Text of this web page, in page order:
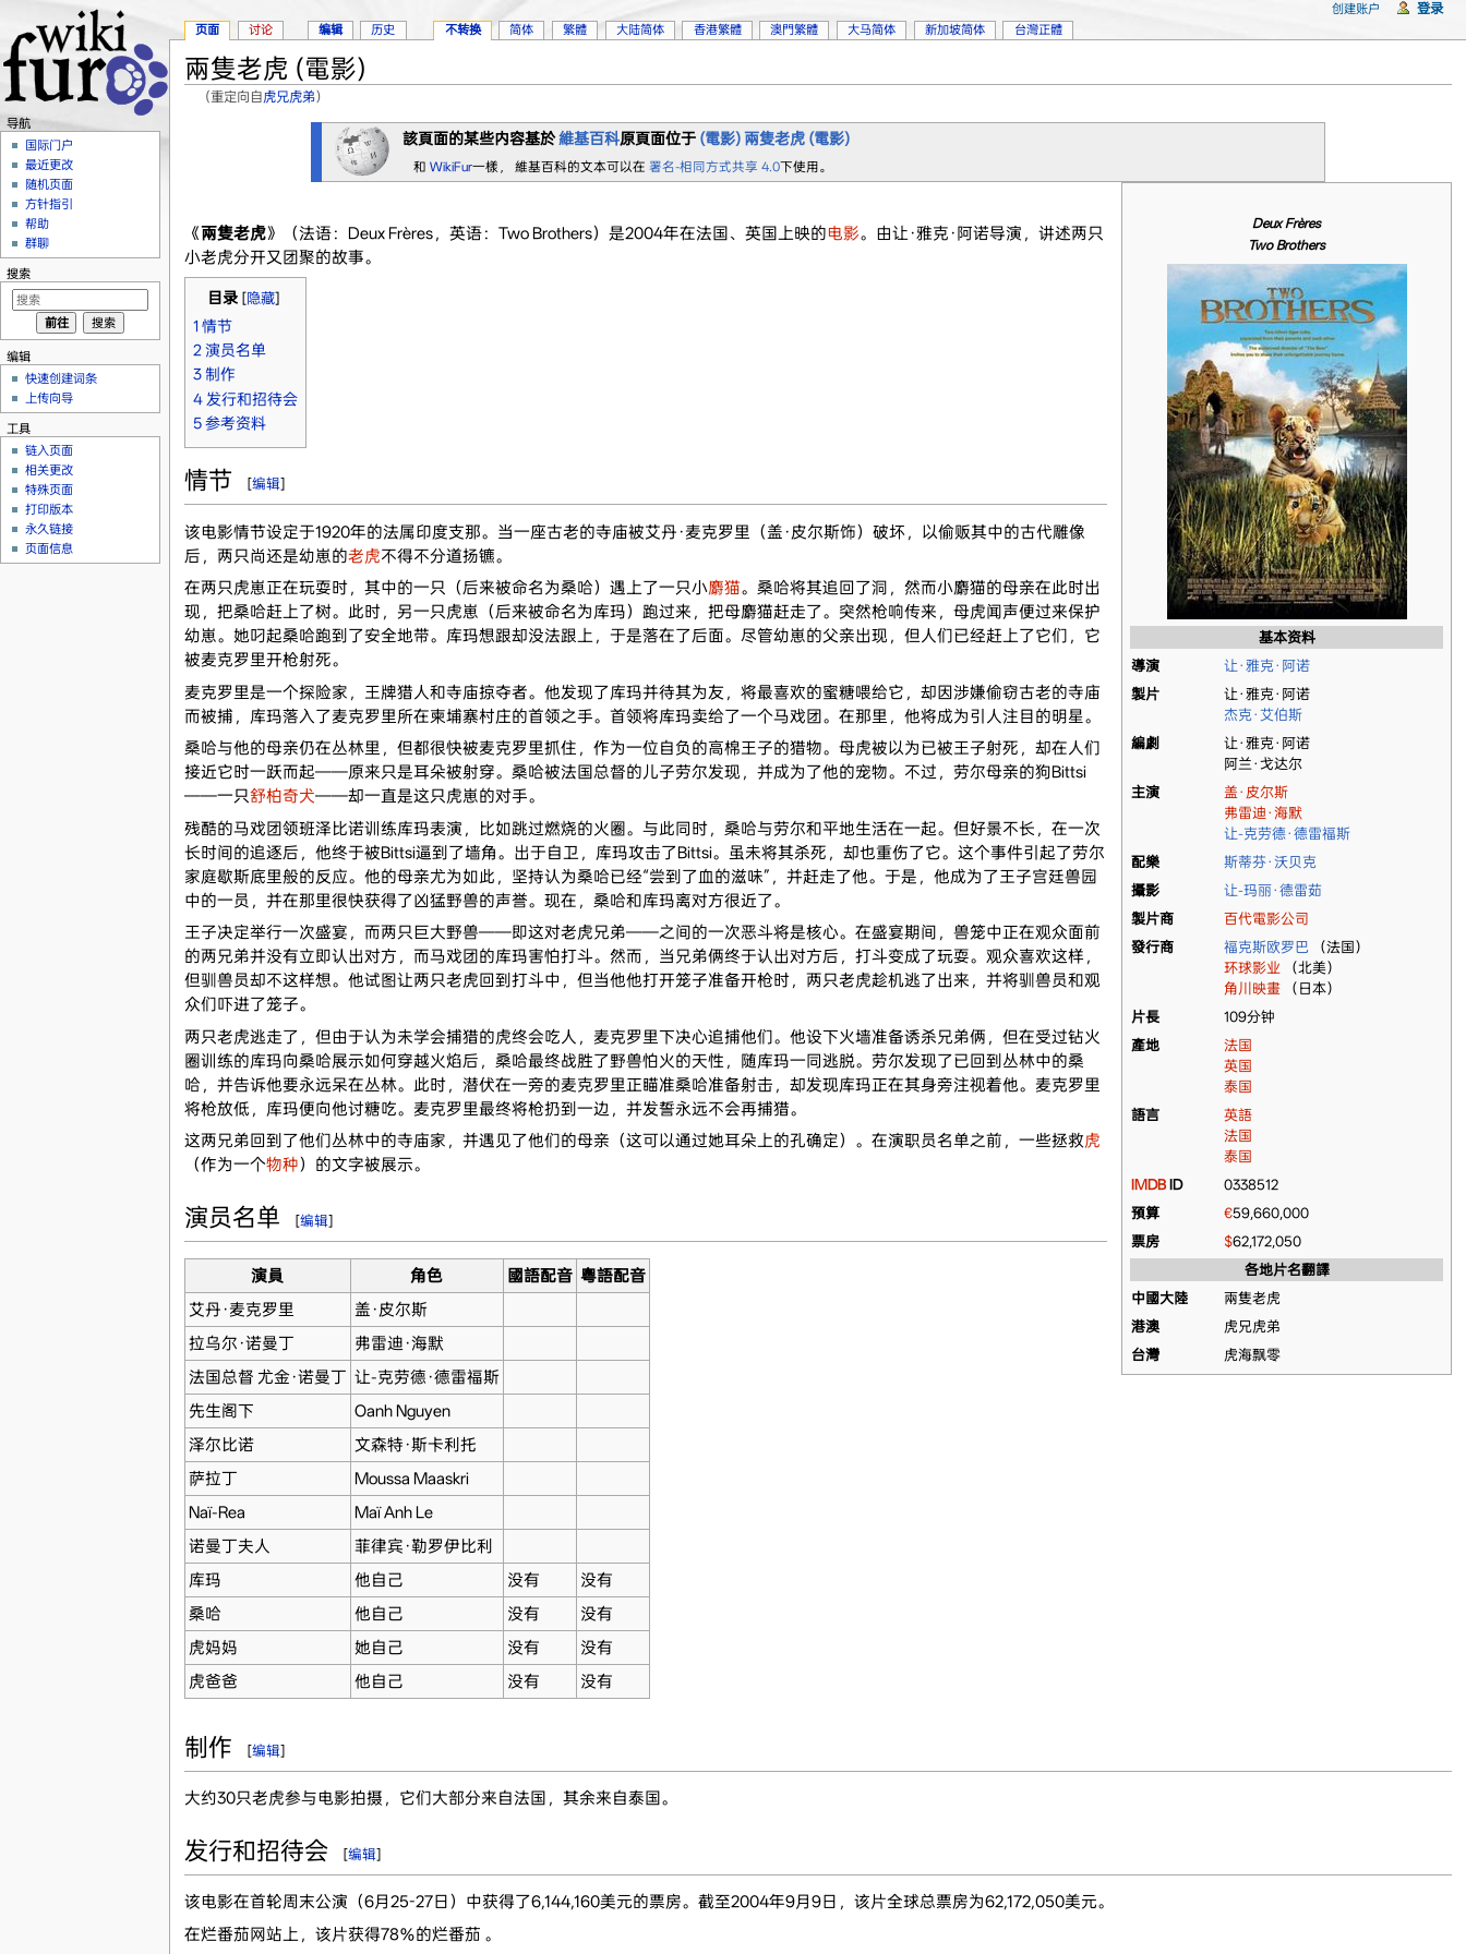
兩隻老虎 (電影)
（重定向自虎兄虎弟）
該頁面的某些内容基於維基百科原頁面位于 (電影)兩隻老虎 (電影)
和 WikiFur一樣， 維基百科的文本可以在 署名-相同方式共享 4.0下使用。
Deux Frères
Two Brothers
基本资料
導演
让·雅克·阿诺
製片
让·雅克·阿诺
杰克·艾伯斯
編劇
让·雅克·阿诺
阿兰·戈达尔
主演
盖·皮尔斯
弗雷迪·海默
让-克劳德·德雷福斯
配樂
斯蒂芬·沃贝克
攝影
让-玛丽·德雷茹
製片商
百代電影公司
發行商
福克斯欧罗巴 （法国）
环球影业 （北美）
角川映畫 （日本）
片長
109分钟
產地
法国
英国
泰国
語言
英語
法国
泰国
IMDBID
0338512
預算
€59,660,000
票房
$62,172,050
各地片名翻譯
中國大陸
兩隻老虎
港澳
虎兄虎弟
台灣
虎海飘零
《兩隻老虎》（法语：Deux Frères，英语：Two Brothers）是2004年在法国、英国上映的电影。由让·雅克·阿诺导演，讲述两只
小老虎分开又团聚的故事。
目录[隐藏]
1 情节
2 演员名单
3 制作
4 发行和招待会
5 参考资料
情节 [编辑]
该电影情节设定于1920年的法属印度支那。当一座古老的寺庙被艾丹·麦克罗里（盖·皮尔斯饰）破坏，以偷贩其中的古代雕像
后，两只尚还是幼崽的老虎不得不分道扬镳。
在两只虎崽正在玩耍时，其中的一只（后来被命名为桑哈）遇上了一只小麝猫。桑哈将其追回了洞，然而小麝猫的母亲在此时出
现，把桑哈赶上了树。此时，另一只虎崽（后来被命名为库玛）跑过来，把母麝猫赶走了。突然枪响传来，母虎闻声便过来保护
幼崽。她叼起桑哈跑到了安全地带。库玛想跟却没法跟上，于是落在了后面。尽管幼崽的父亲出现，但人们已经赶上了它们，它
被麦克罗里开枪射死。
麦克罗里是一个探险家，王牌猎人和寺庙掠夺者。他发现了库玛并待其为友，将最喜欢的蜜糖喂给它，却因涉嫌偷窃古老的寺庙
而被捕，库玛落入了麦克罗里所在柬埔寨村庄的首领之手。首领将库玛卖给了一个马戏团。在那里，他将成为引人注目的明星。
桑哈与他的母亲仍在丛林里，但都很快被麦克罗里抓住，作为一位自负的高棉王子的猎物。母虎被以为已被王子射死，却在人们
接近它时一跃而起——原来只是耳朵被射穿。桑哈被法国总督的儿子劳尔发现，并成为了他的宠物。不过，劳尔母亲的狗Bittsi
——一只舒柏奇犬——却一直是这只虎崽的对手。
残酷的马戏团领班泽比诺训练库玛表演，比如跳过燃烧的火圈。与此同时，桑哈与劳尔和平地生活在一起。但好景不长，在一次
长时间的追逐后，他终于被Bittsi逼到了墙角。出于自卫，库玛攻击了Bittsi。虽未将其杀死，却也重伤了它。这个事件引起了劳尔
家庭歇斯底里般的反应。他的母亲尤为如此，坚持认为桑哈已经“尝到了血的滋味”，并赶走了他。于是，他成为了王子宫廷兽园
中的一员，并在那里很快获得了凶猛野兽的声誉。现在，桑哈和库玛离对方很近了。
王子决定举行一次盛宴，而两只巨大野兽——即这对老虎兄弟——之间的一次恶斗将是核心。在盛宴期间，兽笼中正在观众面前
的两兄弟并没有立即认出对方，而马戏团的库玛害怕打斗。然而，当兄弟俩终于认出对方后，打斗变成了玩耍。观众喜欢这样，
但驯兽员却不这样想。他试图让两只老虎回到打斗中，但当他他打开笼子准备开枪时，两只老虎趁机逃了出来，并将驯兽员和观
众们吓进了笼子。
两只老虎逃走了，但由于认为未学会捕猎的虎终会吃人，麦克罗里下决心追捕他们。他设下火墙准备诱杀兄弟俩，但在受过钻火
圈训练的库玛向桑哈展示如何穿越火焰后，桑哈最终战胜了野兽怕火的天性，随库玛一同逃脱。劳尔发现了已回到丛林中的桑
哈，并告诉他要永远呆在丛林。此时，潜伏在一旁的麦克罗里正瞄准桑哈准备射击，却发现库玛正在其身旁注视着他。麦克罗里
将枪放低，库玛便向他讨糖吃。麦克罗里最终将枪扔到一边，并发誓永远不会再捕猎。
这两兄弟回到了他们丛林中的寺庙家，并遇见了他们的母亲（这可以通过她耳朵上的孔确定）。在演职员名单之前，一些拯救虎
（作为一个物种）的文字被展示。
演员名单 [编辑]
演員 角色 國語配音 粵語配音
艾丹·麦克罗里
盖·皮尔斯
拉乌尔·诺曼丁
弗雷迪·海默
法国总督 尤金·诺曼丁 让-克劳德·德雷福斯
先生阁下
Oanh Nguyen
泽尔比诺
文森特·斯卡利托
萨拉丁
Moussa Maaskri
Naï-Rea
Maï Anh Le
诺曼丁夫人
菲律宾·勒罗伊比利
库玛
他自己 没有
没有
桑哈
他自己 没有
没有
虎妈妈
她自己 没有
没有
虎爸爸
他自己 没有 没有
制作 [编辑]
大约30只老虎参与电影拍摄，它们大部分来自法国，其余来自泰国。
发行和招待会 [编辑]
该电影在首轮周末公演（6月25-27日）中获得了6,144,160美元的票房。截至2004年9月9日，该片全球总票房为62,172,050美元。
在烂番茄网站上，该片获得78％的烂番茄 。
页面 讨论 编辑 历史 不转换 简体 繁體 大陆简体 香港繁體 澳門繁體 大马简体 新加坡简体 台灣正體
创建账户 登录
导航
国际门户
最近更改
随机页面
方针指引
帮助
群聊
搜索
编辑
快速创建词条
上传向导
工具
链入页面
相关更改
特殊页面
打印版本
永久链接
页面信息